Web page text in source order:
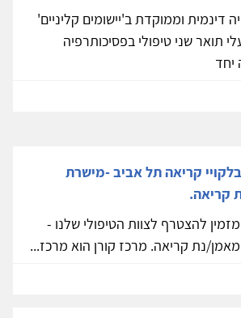
דינמית וממוקדת ב'יישומים קליניים'
תואר שני טיפולי בפסיכותרפיה
יחד
קריאה תל אביב -מישרת
קריאה.
להצטרף לצוות הטיפולי שלנו -
נת קריאה. מרכז קורן הוא מרכז...